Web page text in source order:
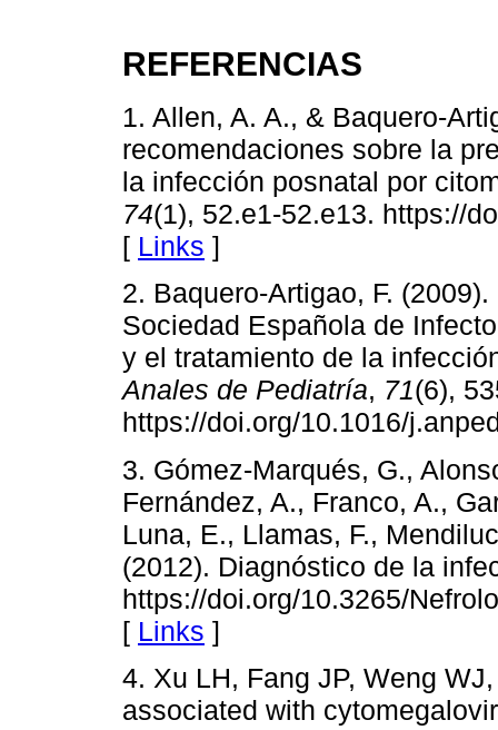
REFERENCIAS
1. Allen, A. A., & Baquero-
recomendaciones sobre la
la infección posnatal por
74(1), 52.e1-52.e13. https://
[ Links ]
2. Baquero-Artigao, F.
Sociedad Española de
y el tratamiento de la
Anales de Pediatría, 71(6),
https://doi.org/10.1016/
3. Gómez-Marqués, G.,
Fernández, A., Franco, A.,
Luna, E., Llamas, F.,
(2012). Diagnóstico de la
https://doi.org/10.3265/
[ Links ]
4. Xu LH, Fang JP, Weng
associated with